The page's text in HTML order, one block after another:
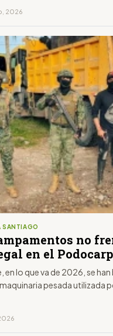
2026
SANTIAGO
no
en el
va de 2026, se han bloqueado 981
pesada utilizada